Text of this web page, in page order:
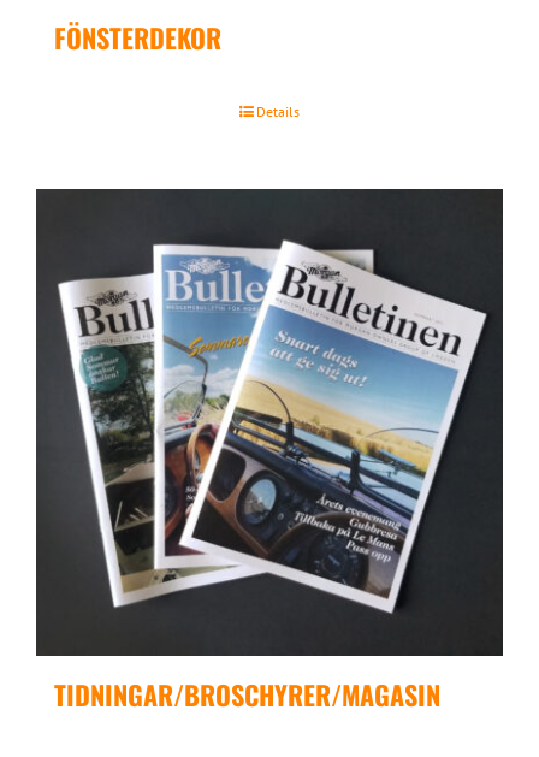
FÖNSTERDEKOR
Details
TIDNINGAR/BROSCHYRER/MAGASIN